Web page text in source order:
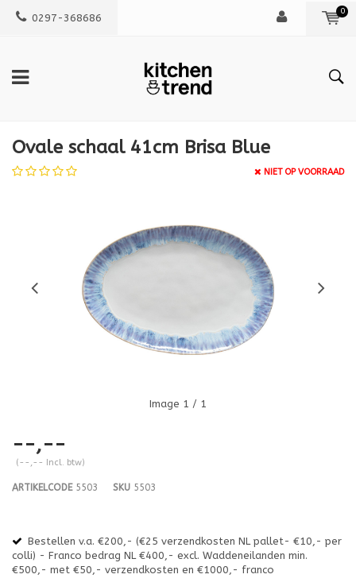
0297-368686
0
Ovale schaal 41cm Brisa Blue
NIET OP VOORRAAD
Image 1 / 1
--,--
(--,-- Incl. btw)
ARTIKELCODE5503 SKU 5503
Bestellen v.a. €200,- (€25 verzendkosten NL pallet- €10,- per
colli) - Franco bedrag NL €400,- excl. Waddeneilanden min.
€500,- met €50,- verzendkosten en €1000,- franco